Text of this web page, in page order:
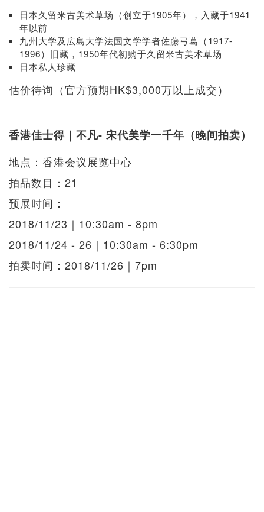
日本久留米古美术草场（创立于1905年），入藏于1941
年以前
九州大学及広島大学法国文学学者佐藤弓葛（1917-
1996）旧藏，1950年代初购于久留米古美术草场
日本私人珍藏
估价待询（官方预期HK$3,000万以上成交）
香港佳士得｜不凡- 宋代美学一千年（晚间拍卖）
地点：香港会议展览中心
拍品数目：21
预展时间：
2018/11/23｜10:30am - 8pm
2018/11/24 - 26｜10:30am - 6:30pm
拍卖时间：2018/11/26｜7pm